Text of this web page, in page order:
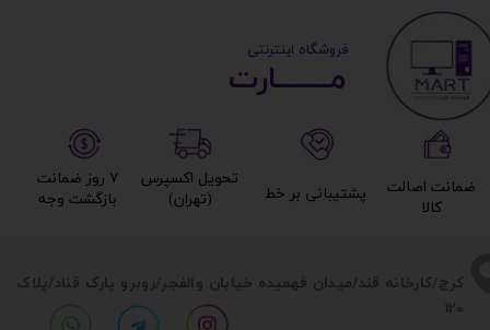
طول پایپ‌ها
طول لوله های انتقال مایع
ابعاد بلوک اتصال
سرعت چرخش فن
نوع واترکولینگ
​​کرج/کارخانه قند/میدان فهمیده خیابان والفجر/روبرو پارک قناد/پلاک
120
مــــــــارت​​​​​​
​ ​فروشگاه اینترنتی
۷ روز ضمانت
بازگشت وجه​​​​​​​
تحویل اکسپرس
(تهران)​​​​​​​
پشتیبانی بر خط​​​​​​​
ضمانت اصالت
کالا​​​​​​​